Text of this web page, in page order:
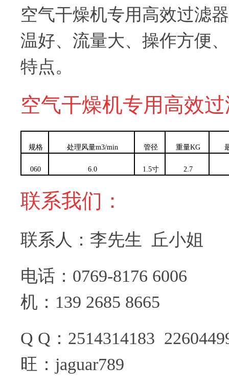
空气干燥机专用高效过滤器
温好、流量大、操作方便
特点。
空气干燥机专用高效
规格 处理风量m3/min 管径 重量KG
060 6.0 1.5寸 2.7
联系我们：
联系人：李先生 丘小姐
电话：
机：139 2685 8665
Q Q：
旺：jaguar789